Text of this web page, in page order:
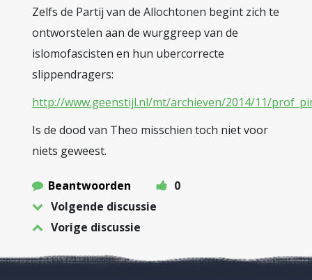
Zelfs de Partij van de Allochtonen begint zich te
ontworstelen aan de wurggreep van de
islomofascisten en hun ubercorrecte
slippendragers:
http://www.geenstijl.nl/mt/archieven/2014/11/
Is de dood van Theo misschien toch niet voor
niets geweest.
Beantwoorden
0
Volgende discussie
Vorige discussie